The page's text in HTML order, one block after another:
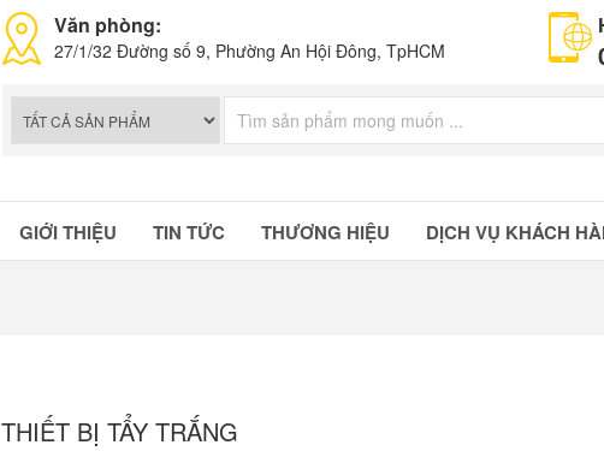
Văn phòng:
27/1/32 Đường số 9, Phường An Hội Đông, TpHCM
GIỚI THIỆU TIN TỨC THƯƠNG HIỆU DỊCH VỤ KHÁCH
THIẾT BỊ TẨY TRẮNG